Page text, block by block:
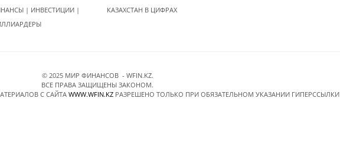
| ИНВЕСТИЦИИ |
КАЗАХСТАН В ЦИФРАХ
© 2025 МИР ФИНАНСОВ - WFIN.KZ.
ВСЕ ПРАВА ЗАЩИЩЕНЫ ЗАКОНОМ.
C САЙТА WWW.WFIN.KZ РАЗРЕШЕНО ТОЛЬКО ПРИ ОБЯЗАТЕЛЬНОМ УКАЗАНИИ ГИПЕРССЫЛКИ